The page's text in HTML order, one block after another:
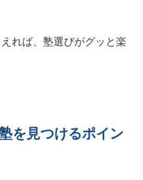
れば、塾選びがグッと楽
を見つけるポイン